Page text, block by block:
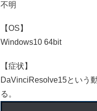
不明
【OS】
Windows10 64bit
【症状】
DaVinciResolve15という
る。